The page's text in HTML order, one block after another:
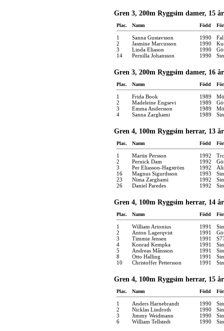
Gren 3, 200m Ryggsim damer, 15
Plac. Namn Född
1 Sanna Gustavsson 1990
2
Jasmine Marcusson 1990
3
Linda Eliason 1990
14
Pernilla Johansson 1990
Gren 3, 200m Ryggsim damer, 16
Plac. Namn Född
1 Frida Book 1989
2
Madeleine Engsevi 1989
3
Emma Andersson 1989
4
Sanna Zarghami 1989
Gren 4, 100m Ryggsim herrar, 13
Plac. Namn Född
1 Martin Persson 1992
2
Pernick Dam 1992
3
Per Eliasson-Hagström 1992
16
Magnus Sigurdsson 1993
23
Nima Zarghami 1992
26
Daniel Paredes 1992
Gren 4, 100m Ryggsim herrar, 14
Plac. Namn Född
1 William Artonius 1991
2
Anton Lagerqvist 1991
3
Timmie Jensen 1991
4
Konrad Kempka 1991
5
Andreas Månsson 1991
8
Otto Halling 1991
10
Christoffer Pettersson 1991
Gren 4, 100m Ryggsim herrar, 15
Plac. Namn Född
1 Anders Harnebrandt 1990
2
Nicklas Lindroth 1990
3
Jimmy Weidmann 1990
6
William Tellstedt 1990